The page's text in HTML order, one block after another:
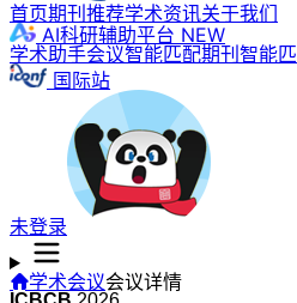
首页期刊推荐学术资讯关于我们
AI科研辅助平台 NEW
学术助手会议智能匹配期刊智能
国际站
未登录
学术会议会议详情